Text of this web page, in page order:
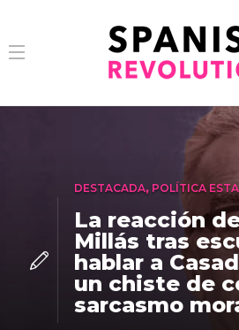
DESTACADA, POLÍTICA
La reacción
Millás tras
hablar a
un chiste de
sarcasmo